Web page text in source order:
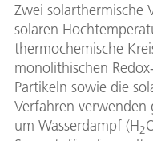
Zwei solarthermische
solaren
thermochemische
monolithischen
Partikeln sowie die
Verfahren
um Wasserdampf (H2